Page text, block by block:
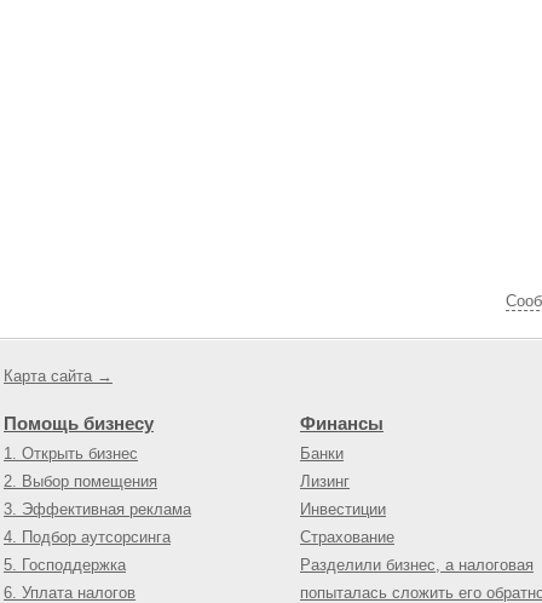
Карта сайта →
Помощь бизнесу
1. Открыть бизнес
2. Выбор помещения
3. Эффективная реклама
4. Подбор аутсорсинга
5. Господдержка
6. Уплата налогов
Финансы
Банки
Лизинг
Инвестиции
Страхование
Разделили бизнес, а налоговая
попыталась сложить его